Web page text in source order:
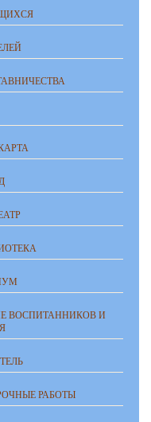
ВОСПИТАННИКОВ И
РАБОТЫ